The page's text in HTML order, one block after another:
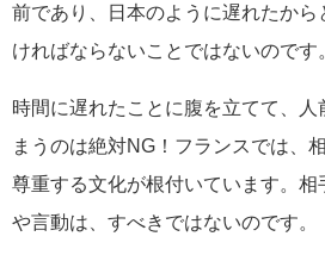
前であり、日本のように遅れたから
ければならないことではないのです
時間に遅れたことに腹を立てて、人
まうのは絶対NG！フランスでは、
尊重する文化が根付いています。相
や言動は、すべきではないのです。